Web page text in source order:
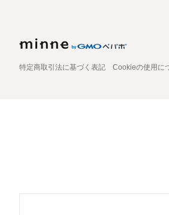
特定商取引法に基づく表記 Cookieの使用に